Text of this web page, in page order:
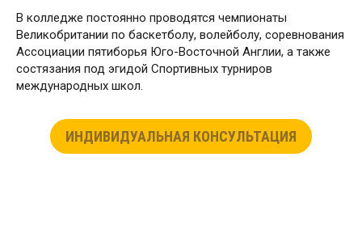
В колледже постоянно проводятся чемпионаты
Великобритании по баскетболу, волейболу, соревнования
Ассоциации пятиборья Юго-Восточной Англии, а также
состязания под эгидой Спортивных турниров
международных школ.
ИНДИВИДУАЛЬНАЯ КОНСУЛЬТАЦИЯ